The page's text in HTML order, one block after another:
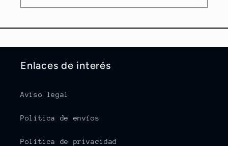
Enlaces de interés
Aviso legal
Política de envíos
Política de privacidad